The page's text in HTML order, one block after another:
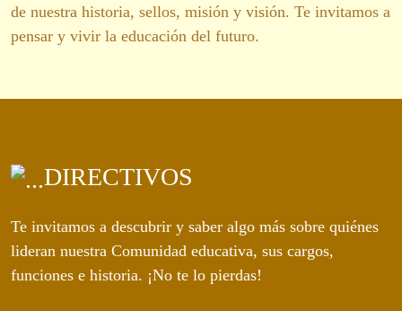
de nuestra historia, sellos, misión y visión. Te invitamos a
pensar y vivir la educación del futuro.
DIRECTIVOS
Te invitamos a descubrir y saber algo más sobre quiénes
lideran nuestra Comunidad educativa, sus cargos,
funciones e historia. ¡No te lo pierdas!